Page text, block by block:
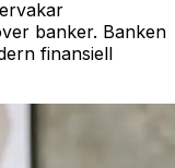
banker. Banken
finansiell